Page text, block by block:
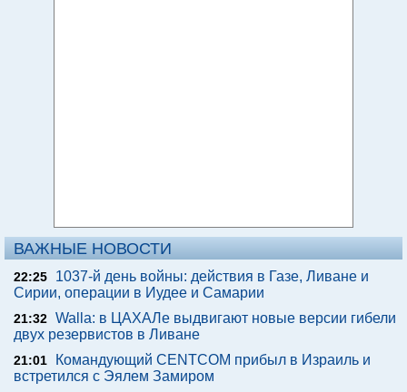
ВАЖНЫЕ НОВОСТИ
22:25
1037-й день войны: действия в Газе, Ливане и
Сирии, операции в Иудее и Самарии
21:32 Walla: в ЦАХАЛе выдвигают новые версии гибели
двух резервистов в Ливане
21:01
Командующий CENTCOM прибыл в Израиль и
встретился с Эялем Замиром